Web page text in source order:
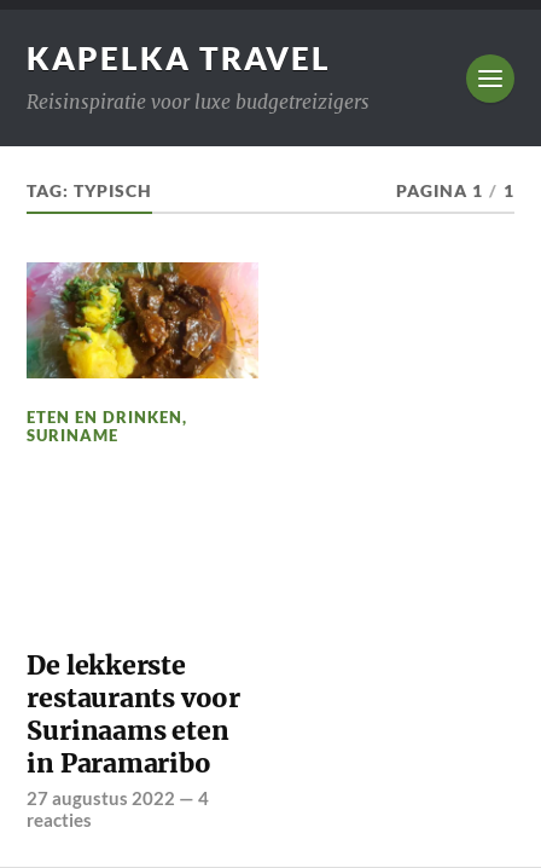
KAPELKA TRAVEL
Reisinspiratie voor luxe budgetreizigers
TAG:TYPISCH PAGINA 1 / 1
ETEN EN DRINKEN,
SURINAME
De lekkerste
restaurants voor
Surinaams eten
in Paramaribo
27 augustus 2022 —4
reacties